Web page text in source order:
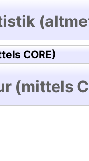
CORE)
(mittels